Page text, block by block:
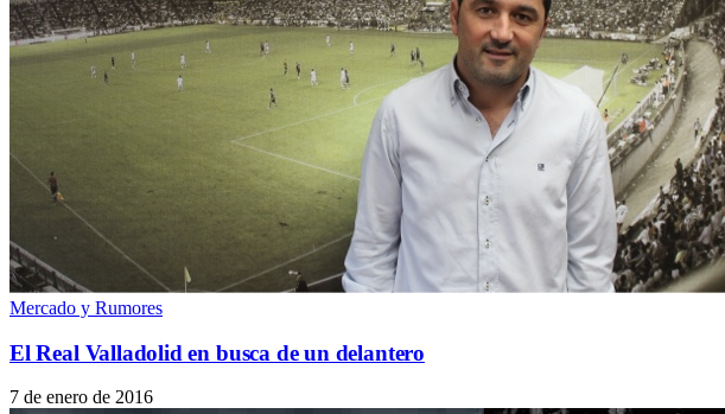
Mercado y Rumores
El Real Valladolid en busca de un delantero
7 de enero de 2016